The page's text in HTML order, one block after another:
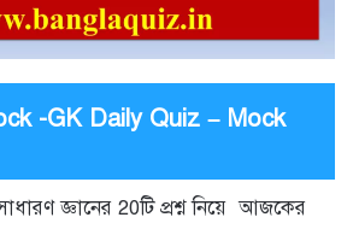
-GK Daily Quiz – Mock
জ্ঞানের 20টি প্রশ্ন নিয়ে আজকের